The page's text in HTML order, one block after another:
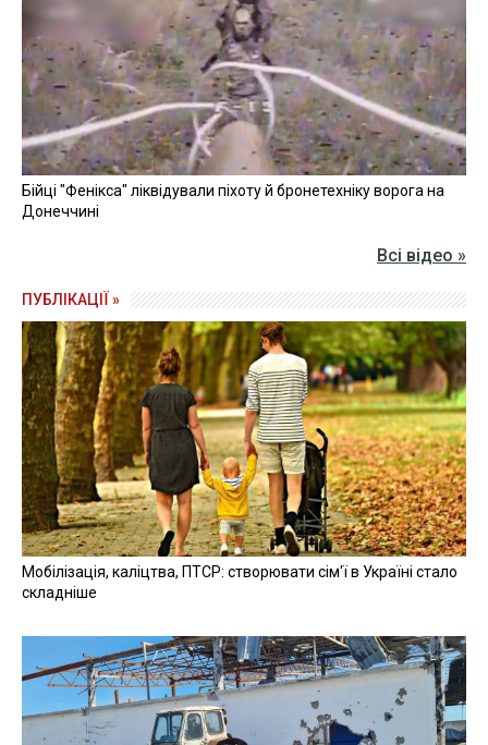
Бійці "Фенікса" ліквідували піхоту й бронетехніку ворога на
Донеччині
Всі відео »
ПУБЛІКАЦІЇ »
Мобілізація, каліцтва, ПТСР: створювати сім'ї в Україні стало
складніше